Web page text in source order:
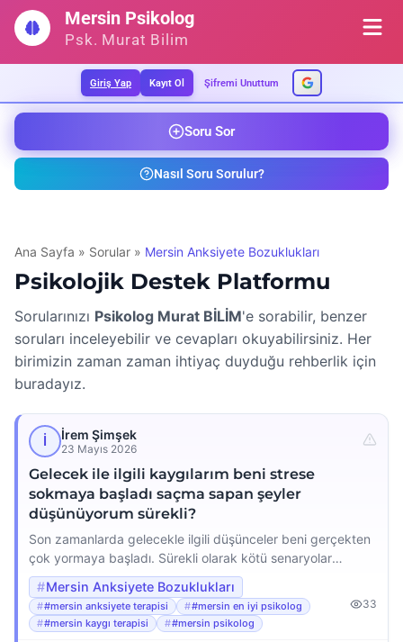
İçeriğe
geç
Mersin Psikolog
Psk. Murat Bilim
Giriş Yap Kayıt Ol Şifremi Unuttum
Soru Sor
Nasıl Soru Sorulur?
Ana Sayfa » Sorular » Mersin Anksiyete Bozuklukları
Psikolojik Destek Platformu
Sorularınızı Psikolog Murat BİLİM'e sorabilir, benzer
soruları inceleyebilir ve cevapları okuyabilirsiniz. Her
birimizin zaman zaman ihtiyaç duyduğu rehberlik için
buradayız.
İ İrem Şimşek
23 Mayıs 2026
Gelecek ile ilgili kaygılarım beni strese
sokmaya başladı saçma sapan şeyler
düşünüyorum sürekli?
Son zamanlarda gelecekle ilgili düşünceler beni gerçekten
çok yormaya başladı. Sürekli olarak kötü senaryolar
kuruyorum başıma gelebilecek en saçma şeyleri bile
düşünüp kendimi strese sokuyorum. Mesela iş
bulamayacağım sevdiklerime bir şey olacak ya da hiçbir
şeyin üstesinden gelemeyeceğim gibi düşünceler zihnimde
Mersin Anksiyete Bozuklukları
#mersin anksiyete terapisi
#mersin en iyi psikolog
#mersin kaygı terapisi
#mersin psikolog
33